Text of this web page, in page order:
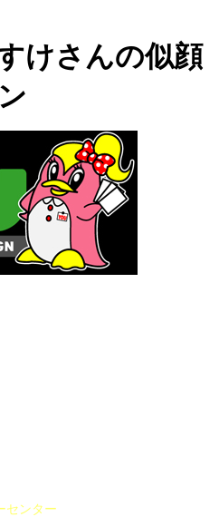
けさんの似顔
センター